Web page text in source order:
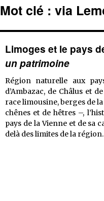
Mot clé : via
Limoges et le pays
un patrimoine
Région naturelle aux
d’Ambazac, de Châlus et
race limousine, berges de
chênes et de hêtres –,
pays de la Vienne et de sa
delà des limites de la